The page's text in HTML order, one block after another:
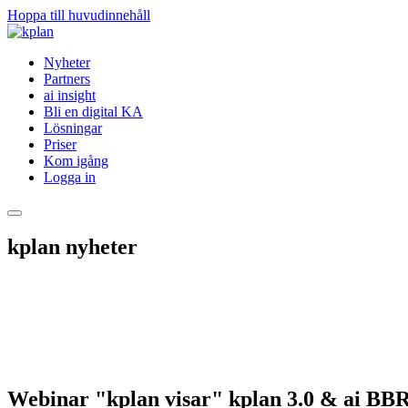
Hoppa till huvudinnehåll
Nyheter
Partners
ai insight
Bli en digital KA
Lösningar
Priser
Kom igång
Logga in
kplan nyheter
Webinar "kplan visar" kplan 3.0 & ai